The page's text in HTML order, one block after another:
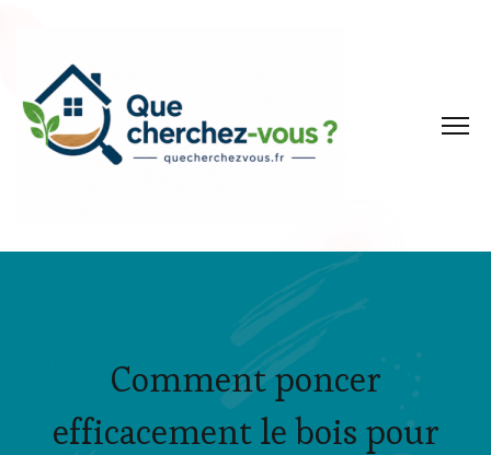
Comment poncer
efficacement le bois pour